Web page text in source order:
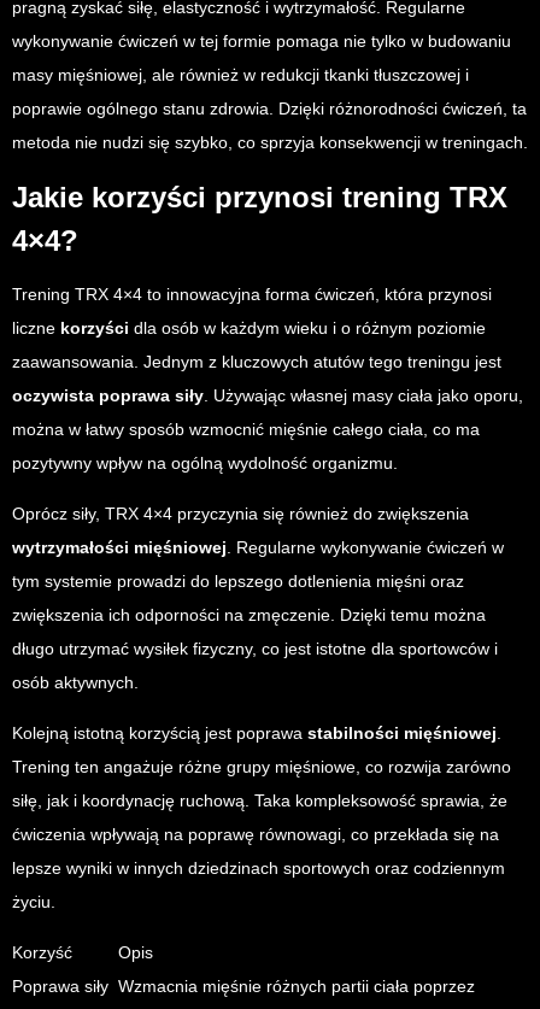
pragną zyskać siłę, elastyczność i wytrzymałość. Regularne
wykonywanie ćwiczeń w tej formie pomaga nie tylko w budowaniu
masy mięśniowej, ale również w redukcji tkanki tłuszczowej i
poprawie ogólnego stanu zdrowia. Dzięki różnorodności ćwiczeń, ta
metoda nie nudzi się szybko, co sprzyja konsekwencji w treningach.
Jakie korzyści przynosi trening TRX
4×4?
Trening TRX 4×4 to innowacyjna forma ćwiczeń, która przynosi
liczne korzyści dla osób w każdym wieku i o różnym poziomie
zaawansowania. Jednym z kluczowych atutów tego treningu jest
oczywista poprawa siły. Używając własnej masy ciała jako oporu,
można w łatwy sposób wzmocnić mięśnie całego ciała, co ma
pozytywny wpływ na ogólną wydolność organizmu.
Oprócz siły, TRX 4×4 przyczynia się również do zwiększenia
wytrzymałości mięśniowej. Regularne wykonywanie ćwiczeń w
tym systemie prowadzi do lepszego dotlenienia mięśni oraz
zwiększenia ich odporności na zmęczenie. Dzięki temu można
długo utrzymać wysiłek fizyczny, co jest istotne dla sportowców i
osób aktywnych.
Kolejną istotną korzyścią jest poprawa stabilności mięśniowej.
Trening ten angażuje różne grupy mięśniowe, co rozwija zarówno
siłę, jak i koordynację ruchową. Taka kompleksowość sprawia, że
ćwiczenia wpływają na poprawę równowagi, co przekłada się na
lepsze wyniki w innych dziedzinach sportowych oraz codziennym
życiu.
Korzyść
Opis
Poprawa siły Wzmacnia mięśnie różnych partii ciała poprzez